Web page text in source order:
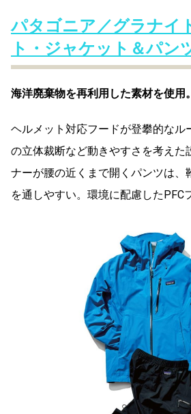
パタゴニア／グラナイ
ト・ジャケット＆パン
海洋廃棄物を再利用した素材を使用。
ヘルメット対応フードが登攀的なル
の立体裁断など動きやすさを考えた
ナーが腰の近くまで開くパンツは、
を通しやすい。環境に配慮したPFC